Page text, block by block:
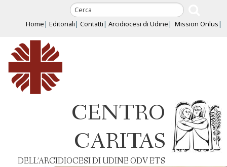
content
Home Editoriali Contatti Arcidiocesi di Udine Mission Onlus
CENTRO
CARITAS
DELL’ARCIDIOCESI DI UDINE ODV ETS